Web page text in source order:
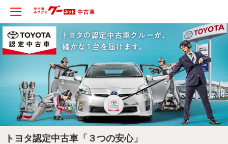
トヨタ認定中古車「３つの安心」